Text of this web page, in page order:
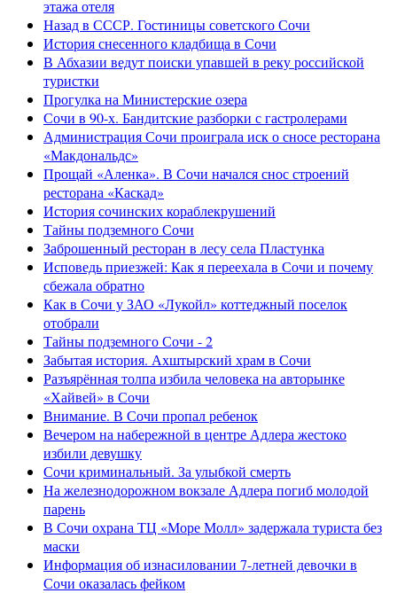
этажа отеля
Назад в СССР. Гостиницы советского Сочи
История снесенного кладбища в Сочи
В Абхазии ведут поиски упавшей в реку российской
туристки
Прогулка на Министерские озера
Сочи в 90-х. Бандитские разборки с гастролерами
Администрация Сочи проиграла иск о сносе ресторана
«Макдональдс»
Прощай «Аленка». В Сочи начался снос строений
ресторана «Каскад»
История сочинских кораблекрушений
Тайны подземного Сочи
Заброшенный ресторан в лесу села Пластунка
Исповедь приезжей: Как я переехала в Сочи и почему
сбежала обратно
Как в Сочи у ЗАО «Лукойл» коттеджный поселок
отобрали
Тайны подземного Сочи - 2
Забытая история. Ахштырский храм в Сочи
Разъярённая толпа избила человека на авторынке
«Хайвей» в Сочи
Внимание. В Сочи пропал ребенок
Вечером на набережной в центре Адлера жестоко
избили девушку
Сочи криминальный. За улыбкой смерть
На железнодорожном вокзале Адлера погиб молодой
парень
В Сочи охрана ТЦ «Море Молл» задержала туриста без
маски
Информация об изнасиловании 7-летней девочки в
Сочи оказалась фейком